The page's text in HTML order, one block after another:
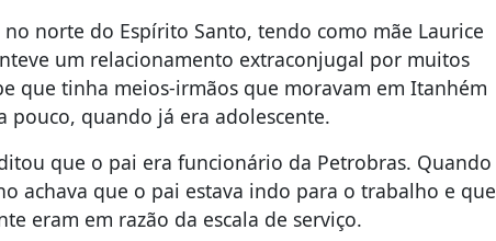
norte do Espírito Santo, tendo como mãe Laurice
um relacionamento extraconjugal por muitos
que tinha meios-irmãos que moravam em Itanhém
pouco, quando já era adolescente.
que o pai era funcionário da Petrobras. Quando
achava que o pai estava indo para o trabalho e que
eram em razão da escala de serviço.